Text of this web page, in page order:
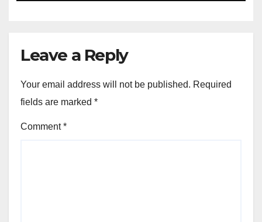
Leave a Reply
Your email address will not be published. Required
fields are marked *
Comment*